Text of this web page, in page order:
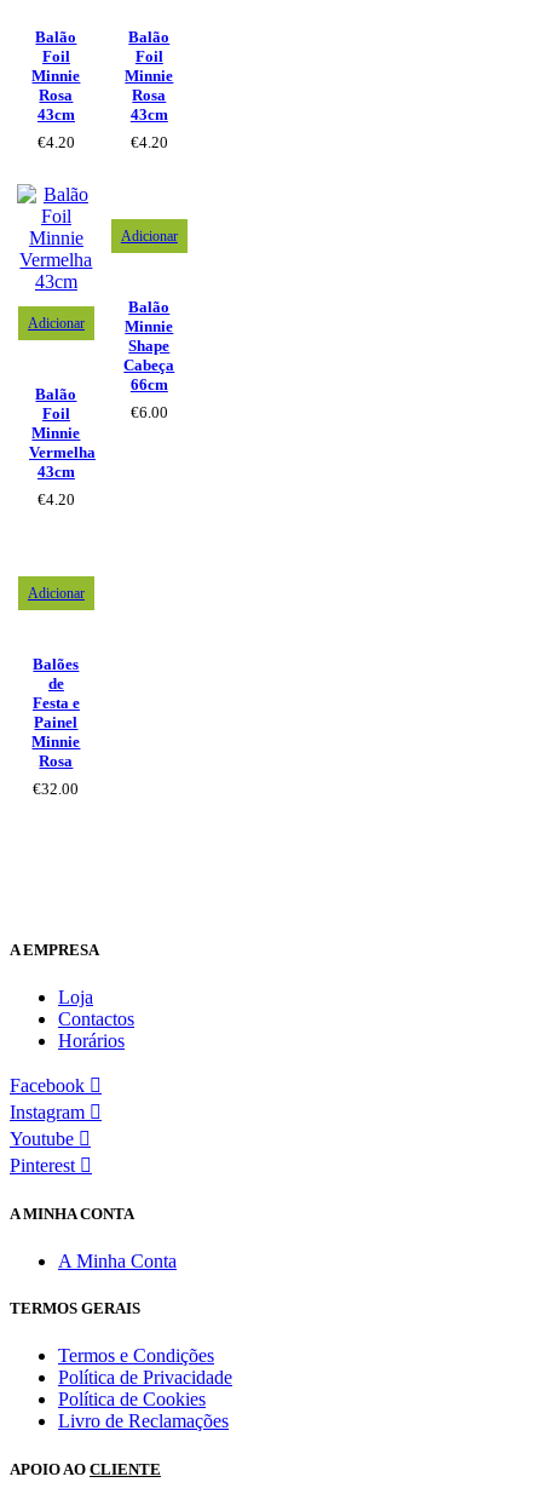
Balão
Foil
Minnie
Rosa
43cm
€4.20
Balão
Foil
Minnie
Rosa
43cm
€4.20
Adicionar
Balão
Foil
Minnie
Vermelha
43cm
€4.20
Adicionar
Balão
Minnie
Shape
Cabeça
66cm
€6.00
Adicionar
Balões
de
Festa e
Painel
Minnie
Rosa
€32.00
A EMPRESA
Loja
Contactos
Horários
Facebook
Instagram
Youtube
Pinterest
A MINHA CONTA
A Minha Conta
TERMOS GERAIS
Termos e Condições
Política de Privacidade
Política de Cookies
Livro de Reclamações
APOIO AO CLIENTE